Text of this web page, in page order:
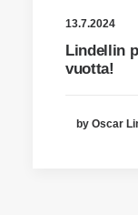
13.7.2024
Lindellin
vuotta!
by Oscar